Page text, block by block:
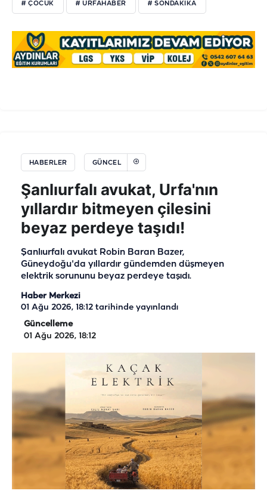
# ÇOCUK # URFAHABER # SONDAKIKA
HABERLER GÜNCEL
Şanlıurfalı avukat, Urfa'nın
yıllardır bitmeyen çilesini
beyaz perdeye taşıdı!
Şanlıurfalı avukat Robin Baran Bazer,
Güneydoğu'da yıllardır gündemden düşmeyen
elektrik sorununu beyaz perdeye taşıdı.
Haber Merkezi
01 Ağu 2026, 18:12 tarihinde yayınlandı
Güncelleme
01 Ağu 2026, 18:12